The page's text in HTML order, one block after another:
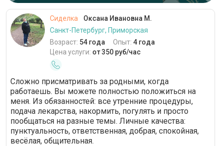
Сиделка
Оксана Ивановна М.
Санкт-Петербург, Приморская
Возраст: 54 года Опыт: 4 года
Цена услуги: от 350 руб/час
Сложно присматривать за родными, когда
работаешь. Вы можете полностью положиться на
меня. Из обязанностей: все утренние процедуры,
подача лекарства, накормить, погулять и просто
пообщаться на разные темы. Личные качества:
пунктуальность, ответственная, добрая, спокойная,
весёлая, общительная.